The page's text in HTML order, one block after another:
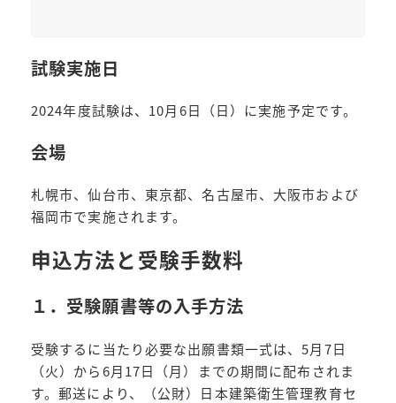
試験実施日
2024年度試験は、10月6日（日）に実施予定です。
会場
札幌市、仙台市、東京都、名古屋市、大阪市および
福岡市で実施されます。
申込方法と受験手数料
１．受験願書等の入手方法
受験するに当たり必要な出願書類一式は、5月7日
（火）から6月17日（月）までの期間に配布されま
す。郵送により、（公財）日本建築衛生管理教育セ